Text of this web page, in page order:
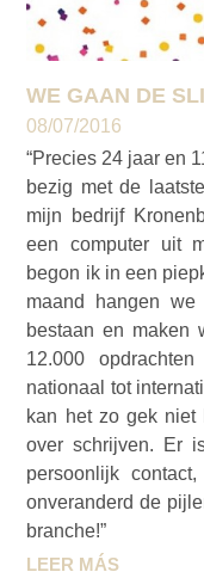
WE GAAN DE
08/07/2016
“Precies 24 jaar en
bezig met de
mijn bedrijf
een computer uit
begon ik in een
maand hangen
bestaan en maken
12.000
nationaal tot
kan het zo gek niet
over schrijven. Er
persoonlijk
onveranderd de
branche!”
LEER MÁS